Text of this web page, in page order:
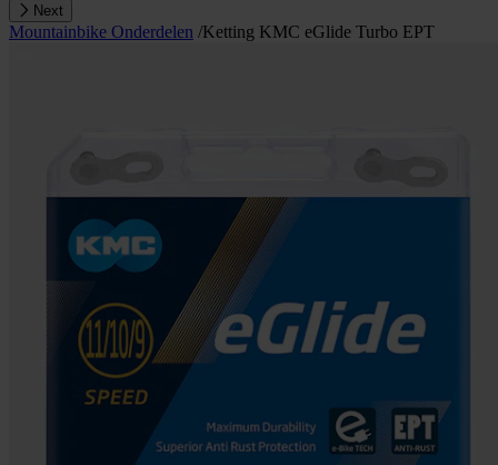
Next
Mountainbike Onderdelen /Ketting KMC eGlide Turbo EPT